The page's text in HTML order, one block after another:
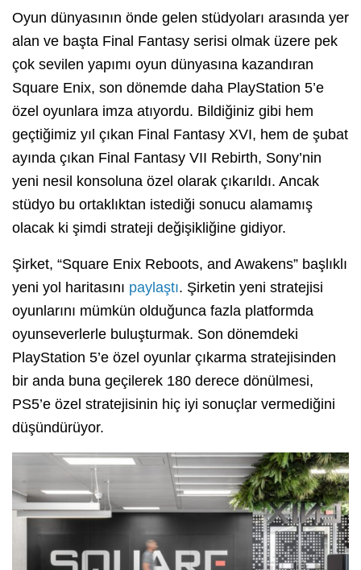
Oyun dünyasının önde gelen stüdyoları arasında yer
alan ve başta Final Fantasy serisi olmak üzere pek
çok sevilen yapımı oyun dünyasına kazandıran
Square Enix, son dönemde daha PlayStation 5’e
özel oyunlara imza atıyordu. Bildiğiniz gibi hem
geçtiğimiz yıl çıkan Final Fantasy XVI, hem de şubat
ayında çıkan Final Fantasy VII Rebirth, Sony’nin
yeni nesil konsoluna özel olarak çıkarıldı. Ancak
stüdyo bu ortaklıktan istediği sonucu alamamış
olacak ki şimdi strateji değişikliğine gidiyor.
Şirket, “Square Enix Reboots, and Awakens” başlıklı
yeni yol haritasını paylaştı. Şirketin yeni stratejisi
oyunlarını mümkün olduğunca fazla platformda
oyunseverlerle buluşturmak. Son dönemdeki
PlayStation 5’e özel oyunlar çıkarma stratejisinden
bir anda buna geçilerek 180 derece dönülmesi,
PS5’e özel stratejisinin hiç iyi sonuçlar vermediğini
düşündürüyor.